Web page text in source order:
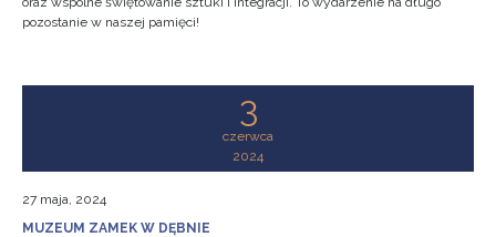
pozostanie w naszej pamięci!
3
czerwca
2024
27 maja, 2024
MUZEUM ZAMEK W DĘBNIE